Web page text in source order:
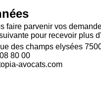
faire parvenir vos
pour recevoir plus
des champs elysées
80 00
avocats.com